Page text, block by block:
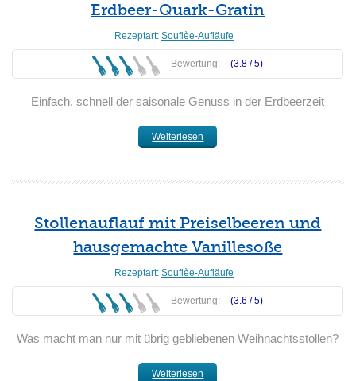
Erdbeer-Quark-Gratin
Rezeptart: Souflèe-Aufläufe
Bewertung: (3.8 /5)
Einfach, schnell der saisonale Genuss in der Erdbeerzeit
Weiterlesen
Stollenauflauf mit Preiselbeeren und
hausgemachte Vanillesoße
Rezeptart: Souflèe-Aufläufe
Bewertung: (3.6 /5)
Was macht man nur mit übrig gebliebenen Weihnachtsstollen?
Weiterlesen